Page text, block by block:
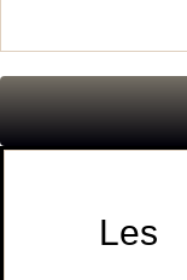
Les